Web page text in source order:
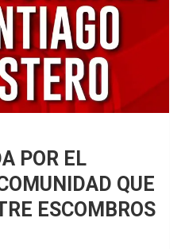
POR EL
QUE
ESCOMBROS